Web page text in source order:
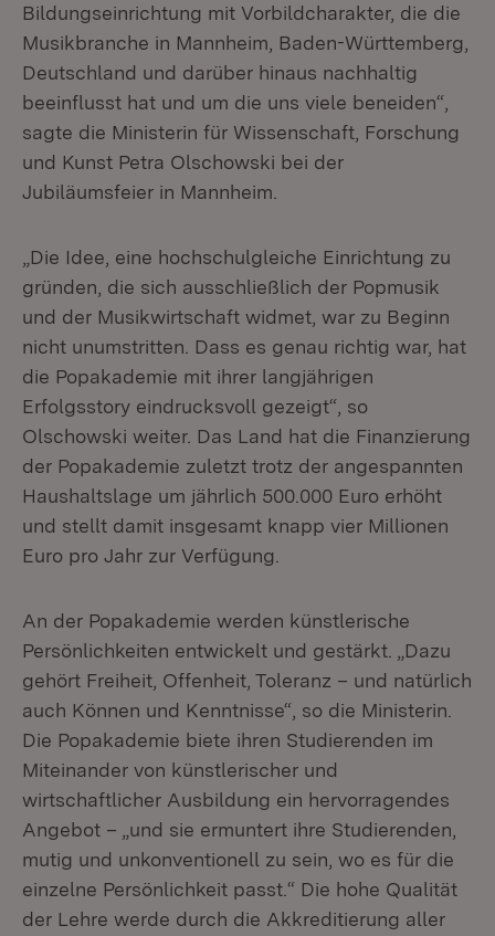
Bildungseinrichtung mit Vorbildcharakter, die die
Musikbranche in Mannheim, Baden-Württemberg,
Deutschland und darüber hinaus nachhaltig
beeinflusst hat und um die uns viele beneiden“,
sagte die Ministerin für Wissenschaft, Forschung
und Kunst Petra Olschowski bei der
Jubiläumsfeier in Mannheim.
„Die Idee, eine hochschulgleiche Einrichtung zu
gründen, die sich ausschließlich der Popmusik
und der Musikwirtschaft widmet, war zu Beginn
nicht unumstritten. Dass es genau richtig war, hat
die Popakademie mit ihrer langjährigen
Erfolgsstory eindrucksvoll gezeigt“, so
Olschowski weiter. Das Land hat die Finanzierung
der Popakademie zuletzt trotz der angespannten
Haushaltslage um jährlich 500.000 Euro erhöht
und stellt damit insgesamt knapp vier Millionen
Euro pro Jahr zur Verfügung.
An der Popakademie werden künstlerische
Persönlichkeiten entwickelt und gestärkt. „Dazu
gehört Freiheit, Offenheit, Toleranz – und natürlich
auch Können und Kenntnisse“, so die Ministerin.
Die Popakademie biete ihren Studierenden im
Miteinander von künstlerischer und
wirtschaftlicher Ausbildung ein hervorragendes
Angebot – „und sie ermuntert ihre Studierenden,
mutig und unkonventionell zu sein, wo es für die
einzelne Persönlichkeit passt.“ Die hohe Qualität
der Lehre werde durch die Akkreditierung aller